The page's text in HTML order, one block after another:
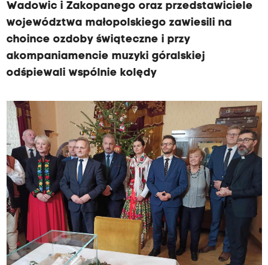
Wadowic i Zakopanego oraz przedstawiciele
województwa małopolskiego zawiesili na
choince ozdoby świąteczne i przy
akompaniamencie muzyki góralskiej
odśpiewali wspólnie kolędy